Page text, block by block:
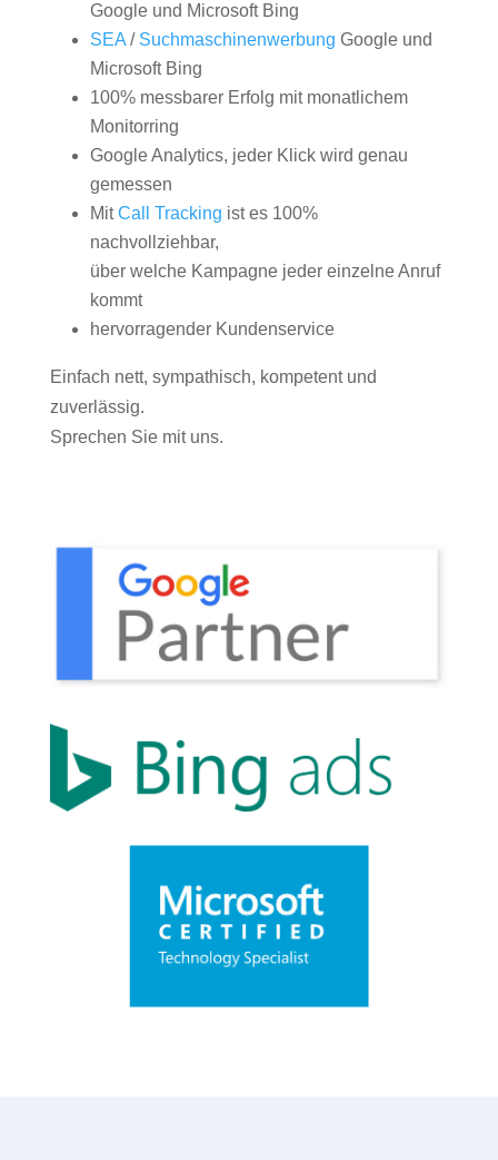
Google und Microsoft Bing
SEA/ Suchmaschinenwerbung Google und
Microsoft Bing
100% messbarer Erfolg mit monatlichem
Monitorring
Google Analytics, jeder Klick wird genau
gemessen
MitCall Tracking ist es 100%
nachvollziehbar,
über welche Kampagne jeder einzelne Anruf
kommt
hervorragender Kundenservice
Einfach nett, sympathisch, kompetent und
zuverlässig.
Sprechen Sie mit uns.